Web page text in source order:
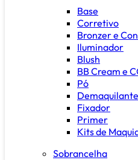
Base
Corretivo
Bronzer e
Iluminador
Blush
BB Cream e
Pó
Demaquilante
Fixador
Primer
Kits de
Sobrancelha